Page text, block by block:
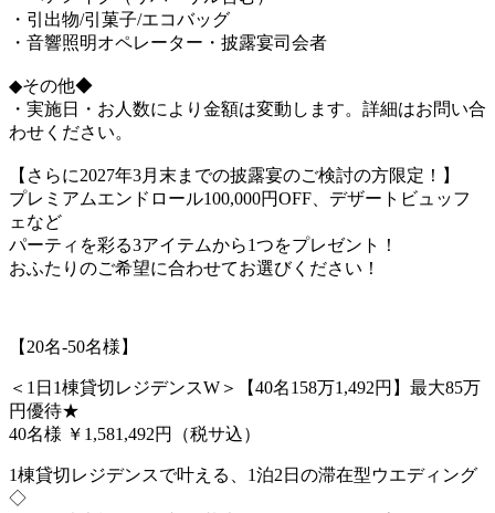
・引出物/引菓子/エコバッグ
・音響照明オペレーター・披露宴司会者
◆その他◆
・実施日・お人数により金額は変動します。詳細はお問い合
わせください。
【さらに2027年3月末までの披露宴のご検討の方限定！】
プレミアムエンドロール100,000円OFF、デザートビュッフ
ェなど
パーティを彩る3アイテムから1つをプレゼント！
おふたりのご希望に合わせてお選びください！
【20名-50名様】
＜1日1棟貸切レジデンスW＞【40名158万1,492円】最大85万
円優待★
40名様 ￥1,581,492円（税サ込）
1棟貸切レジデンスで叶える、1泊2日の滞在型ウエディング
◇